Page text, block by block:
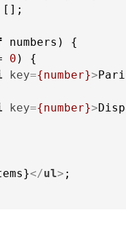
[];
0 ) {
key={number}>
key={number}>
</ul> ;